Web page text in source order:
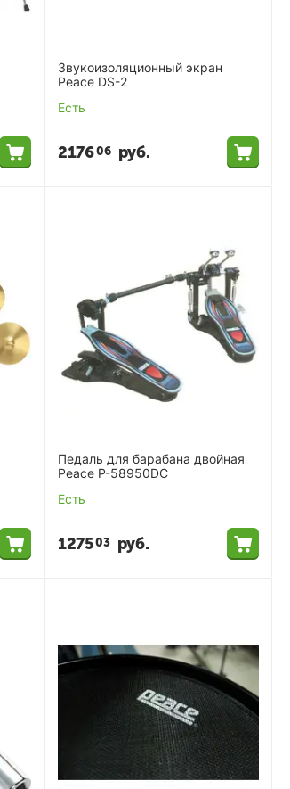
Звукоизоляционный экран
Peace DS-2
Есть
217606 руб.
Педаль для барабана двойная
Peace P-58950DC
Есть
127503 руб.